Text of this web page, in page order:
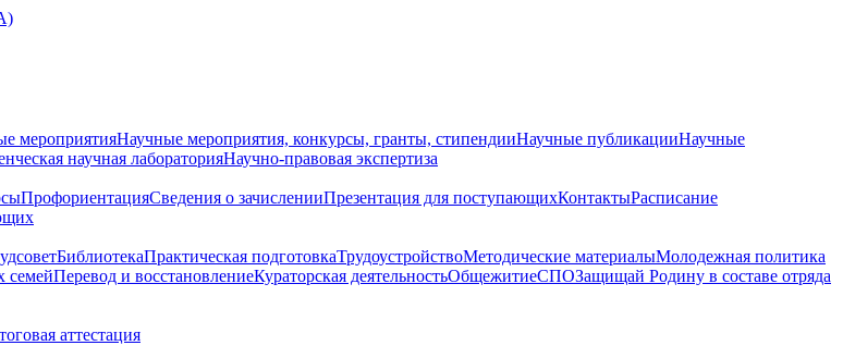
мероприятияНаучные мероприятия, конкурсы, гранты, стипендииНаучные публикацииНаучные
научная лабораторияНаучно-правовая экспертиза
ПрофориентацияСведения о зачисленииПрезентация для поступающихКонтактыРасписание
БиблиотекаПрактическая подготовкаТрудоустройствоМетодические материалыМолодежная политика
семейПеревод и восстановлениеКураторская деятельностьОбщежитиеСПОЗащищай Родину в составе отряда
аттестация